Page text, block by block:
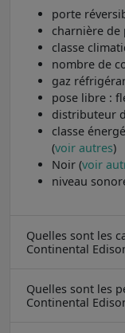
porte
charnière
classe
nombre de
gaz
pose libre :
distributeur
classe
(voir autres)
Noir (voir
niveau
Quelles sont les
Continental
Quelles sont les
Continental